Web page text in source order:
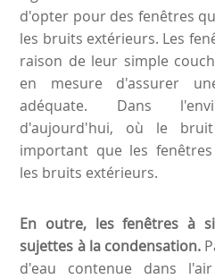
d'opter pour des fenêtres
les bruits extérieurs. Les
raison de leur simple
en mesure d'assurer
adéquate. Dans
d'aujourd'hui, où le
important que les
les bruits extérieurs.
En outre, les fenêtres à
sujettes à la condensation.
d'eau contenue dans